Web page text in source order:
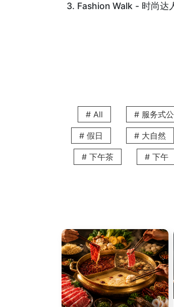
3. Fashion Walk - 时尚达
打卡拍照与美食探索的理想
交通： 从 V
5. La Foret - 日韩风格潮
La Foret 是日韩风格潮流的
交通： 从 V
6. 时代广场（Times
作为铜锣湾的地标性商场，
交通： 从 V Causeway
7. 铜锣湾皇室堡 - 购物、
# All # 服务式
# 假日 # 大自然
# 下午茶 # 下午